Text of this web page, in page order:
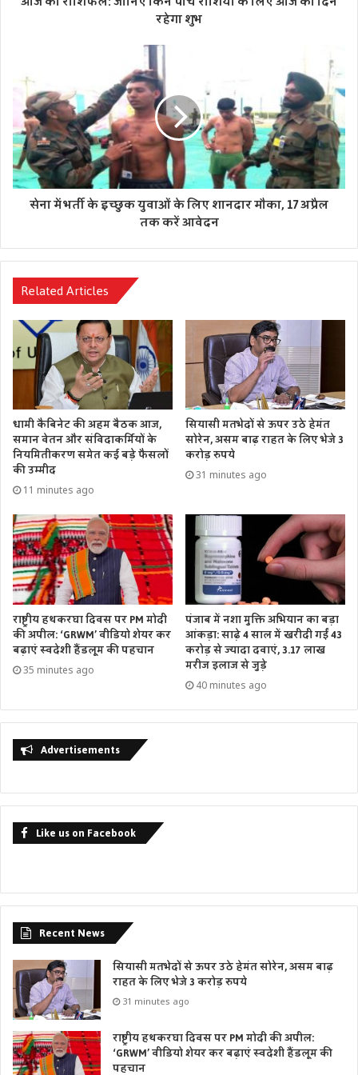
रहेगा शुभ
सेना में भर्ती के इच्छुक युवाओं के लिए शानदार मौका, 17 अप्रैल
तक करें आवेदन
Related Articles
धामी कैबिनेट की अहम बैठक आज,
समान वेतन और संविदाकर्मियों के
नियमितीकरण समेत कई बड़े फैसलों
की उम्मीद
11 minutes ago
सियासी मतभेदों से ऊपर उठे हेमंत
सोरेन, असम बाढ़ राहत के लिए भेजे 3
करोड़ रुपये
31 minutes ago
राष्ट्रीय हथकरघा दिवस पर PM मोदी
की अपील: ‘GRWM’ वीडियो शेयर कर
बढ़ाएं स्वदेशी हैंडलूम की पहचान
35 minutes ago
पंजाब में नशा मुक्ति अभियान का बड़ा
आंकड़ा: साढ़े 4 साल में खरीदी गईं 43
करोड़ से ज्यादा दवाएं, 3.17 लाख
मरीज इलाज से जुड़े
40 minutes ago
Advertisements
Like us on Facebook
Recent News
सियासी मतभेदों से ऊपर उठे हेमंत सोरेन, असम बाढ़
राहत के लिए भेजे 3 करोड़ रुपये
31 minutes ago
राष्ट्रीय हथकरघा दिवस पर PM मोदी की अपील:
‘GRWM’ वीडियो शेयर कर बढ़ाएं स्वदेशी हैंडलूम की
पहचान